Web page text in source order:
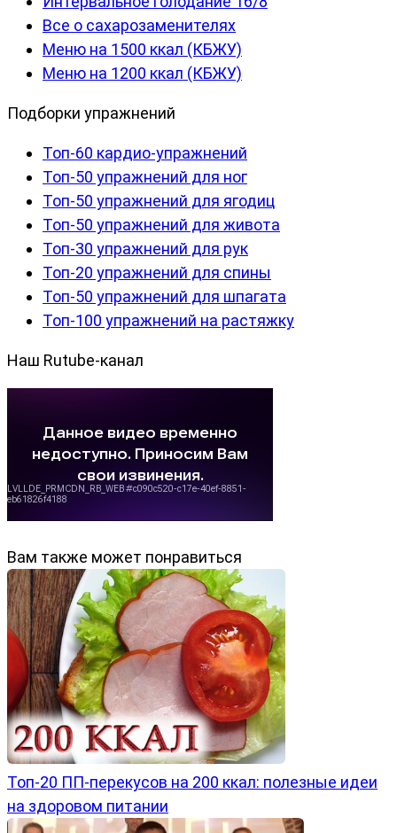
Все о сахарозаменителях
Меню на 1500 ккал (КБЖУ)
Меню на 1200 ккал (КБЖУ)
Подборки упражнений
Топ-60 кардио-упражнений
Топ-50 упражнений для ног
Топ-50 упражнений для ягодиц
Топ-50 упражнений для живота
Топ-30 упражнений для рук
Топ-20 упражнений для спины
Топ-50 упражнений для шпагата
Топ-100 упражнений на растяжку
Наш Rutube-канал
Вам также может понравиться
Топ-20 ПП-перекусов на 200 ккал: полезные идеи
на здоровом питании